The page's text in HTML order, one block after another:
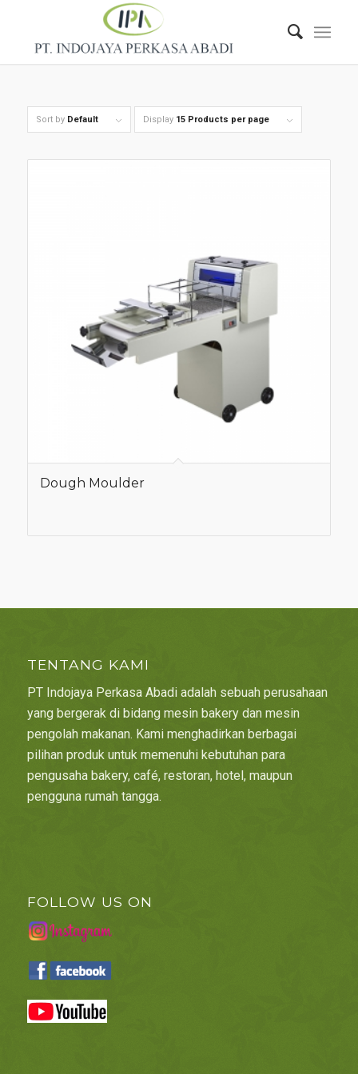
Sort by Default Display 15 Products per page
Dough Moulder
TENTANG KAMI
PT Indojaya Perkasa Abadi adalah sebuah perusahaan
yang bergerak di bidang mesin bakery dan mesin
pengolah makanan. Kami menghadirkan berbagai
pilihan produk untuk memenuhi kebutuhan para
pengusaha bakery, café, restoran, hotel, maupun
pengguna rumah tangga.
FOLLOW US ON